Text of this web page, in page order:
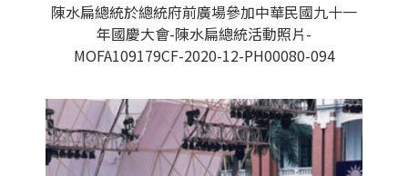
陳水扁總統於總統府前廣場參加中華民國九十一
年國慶大會-陳水扁總統活動照片-
MOFA109179CF-2020-12-PH00080-094